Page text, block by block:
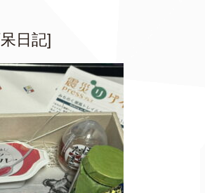
日記]